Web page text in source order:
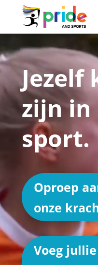
Jezelf
zijn in
sport.
Oproep
onze
Voeg